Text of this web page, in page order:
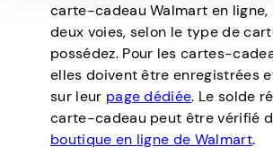
carte-cadeau Walmart en ligne,
deux voies, selon le type de
possédez. Pour les cartes-
elles doivent être enregistrées
sur leur page dédiée. Le solde
carte-cadeau peut être vérifié
boutique en ligne de Walmart.